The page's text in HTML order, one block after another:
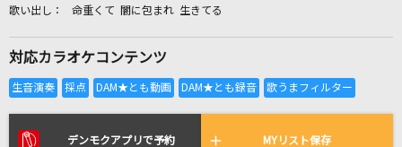
全国りれき
リアルタイムで歌われている曲の一覧
命重くて 闇に包まれ 生きてる
対応カラオケコンテンツ
デンモクアプリで予約 MYリスト保存